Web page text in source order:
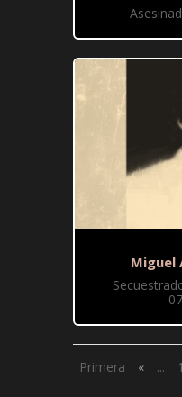
Miguel
Primera « ...